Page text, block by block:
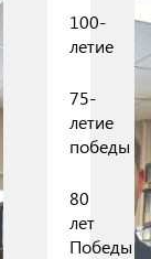
100-
летие
75-
летие
победы
80
лет
Победы